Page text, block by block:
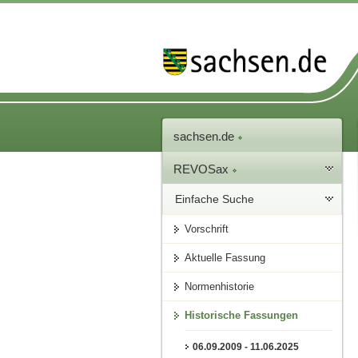
sachsen.de
REVOSax
Einfache Suche
Vorschrift
Aktuelle Fassung
Normenhistorie
Historische Fassungen
06.09.2009 - 11.06.2025